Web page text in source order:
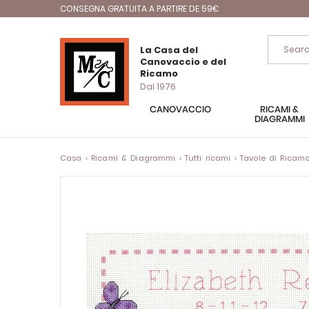
CONSEGNA GRATUITA A PARTIRE DE 59€
La Casa del
Canovaccio e del
Ricamo
Dal 1976
CANOVACCIO
RICAMI &
DIAGRAMMI
Casa Ricami & Diagrammi Tutti ricami Tavole di
galleria
immagini